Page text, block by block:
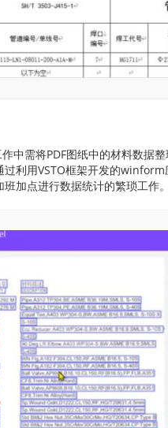
中需将PDF图纸中的材料数据
利用VSTO框架开发的
加点进行数据统计的繁琐工作。